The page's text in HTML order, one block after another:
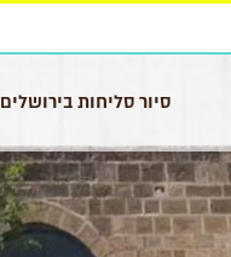
סיור סליחות בירושלים